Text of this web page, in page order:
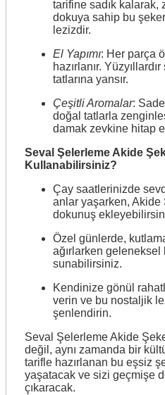
tarifine sadık kalarak,
dokuya sahip bu
lezizdir.
El Yapımı: Her parça
hazırlanır.
tatlarına yansır.
Çeşitli Aromalar:
doğal tatlarla
damak zevkine hitap
Seval Şelerleme Akide
Kullanabilirsiniz?
Çay saatlerinizde
anlar yaşarken, Akide
dokunuş
Özel günlerde,
ağırlarken geleneksel
sunabilirsiniz.
Kendinize gönül
verin ve bu nostaljik
şenlendirin.
Seval Şelerleme Akide
değil, aynı zamanda bir
tarifle hazırlanan bu eşsiz
yaşatacak ve sizi geçmişe
çıkaracak.